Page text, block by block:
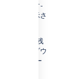
exporter-
出力が表示さ
る場合は、残
します。ダウ
グ リスター